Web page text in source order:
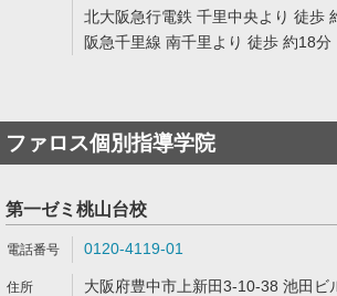
北大阪急行電鉄 千里中央より 徒歩
阪急千里線 南千里より 徒歩 約18分
ファロス個別指導学院
第一ゼミ桃山台校
0120-4119-01
大阪府豊中市上新田3-10-38 池田ビ